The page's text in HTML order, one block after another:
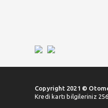
Copyright 2021 ©
Kredi kartı bilgileriniz